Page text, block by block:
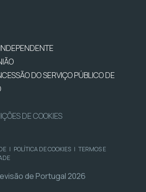
DO SERVIÇO PÚBLICO DE
DE COOKIES
| POLÍTICA DE COOKIES | TERMOS E
de Portugal 2026